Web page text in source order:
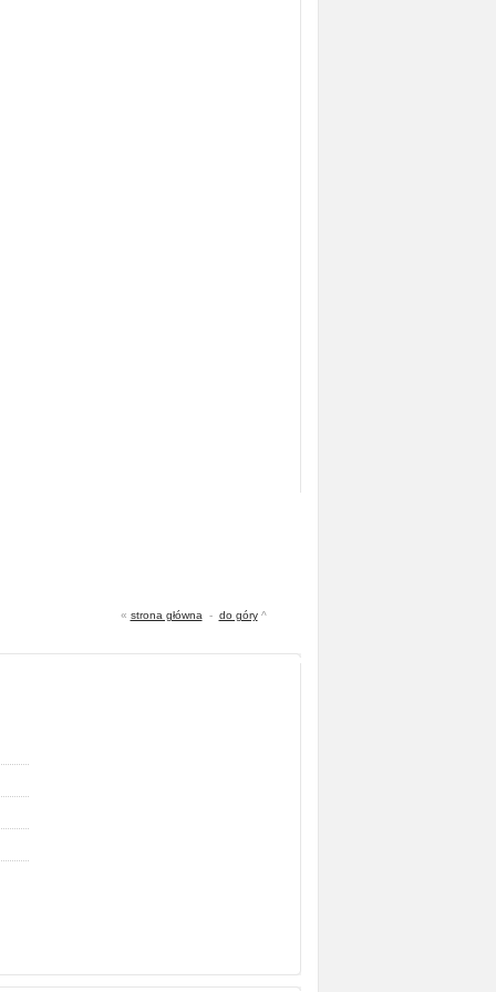
« strona główna- do góry^